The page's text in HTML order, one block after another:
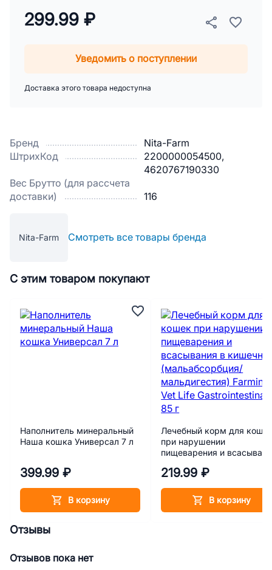
Бренд
Nita-Farm
ШтрихКод
2200000054500,
4620767190330
Вес Брутто (для рассчета
доставки)
116
Nita-Farm Смотреть все товары бренда
299.99 ₽
Уведомить о поступлении
Доставка этого товара недоступна
С этим товаром покупают
Наполнитель минеральный
Наша кошка Универсал 7 л
399.99 ₽
В корзину
Лечебный корм для
при нарушении
пищеварения и
(мальабсорбция/
Life Gastrointestinal 85 г
219.99 ₽
В корзину
Отзывы
Отзывов пока нет